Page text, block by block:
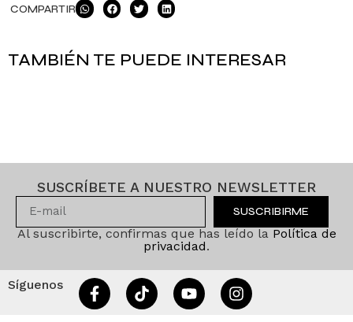
COMPARTIR
TAMBIÉN TE PUEDE INTERESAR
SUSCRÍBETE A NUESTRO NEWSLETTER
SUSCRIBIRME
Al suscribirte, confirmas que has leído la Política de
privacidad.
Síguenos